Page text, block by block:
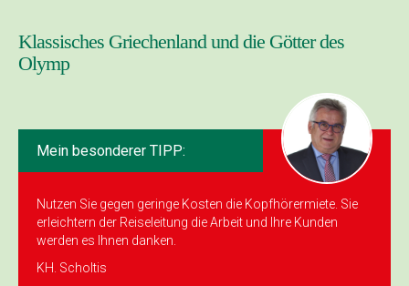
Klassisches Griechenland und die Götter des
Olymp
Mein besonderer TIPP:
Nutzen Sie gegen geringe Kosten die Kopfhörermiete. Sie
erleichtern der Reiseleitung die Arbeit und Ihre Kunden
werden es Ihnen danken.
KH. Scholtis